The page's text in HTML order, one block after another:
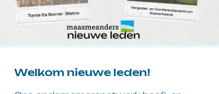
Welkom nieuwe leden!